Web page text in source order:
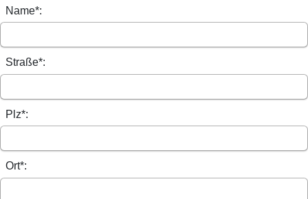
Name*:
Straße*:
Plz*:
Ort*: